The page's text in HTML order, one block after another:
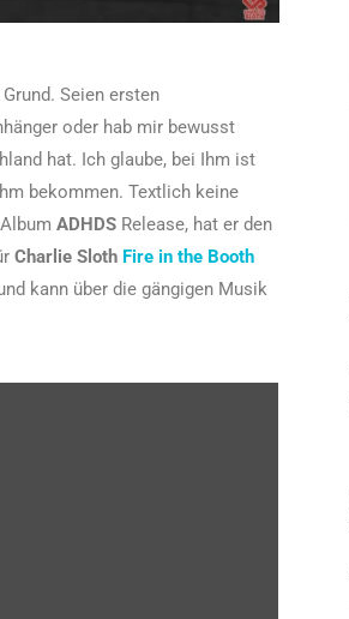
Seien ersten
oder hab mir bewusst
hat. Ich glaube, bei Ihm ist
bekommen. Textlich keine
ADHDS Release, hat er den
Charlie Sloth Fire in the Booth
kann über die gängigen Musik